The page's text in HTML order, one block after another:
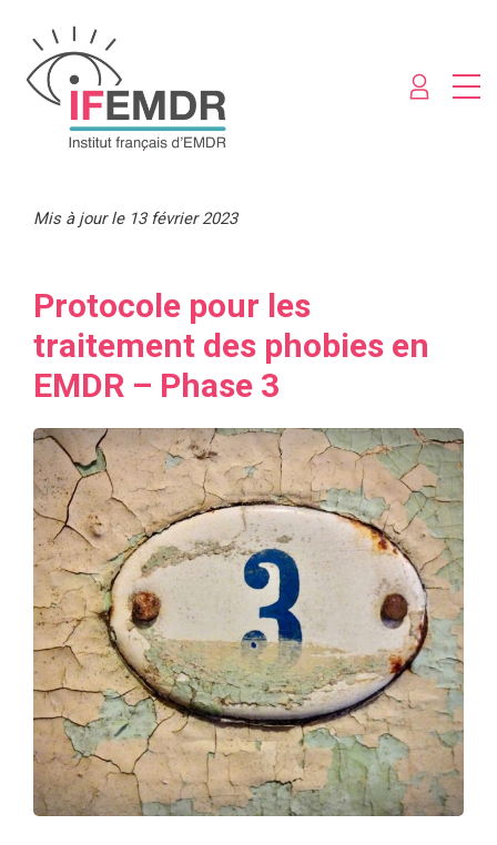
Protocole pour les
traitement des phobies en
EMDR – Phase 3
Mis à jour le 13 février 2023